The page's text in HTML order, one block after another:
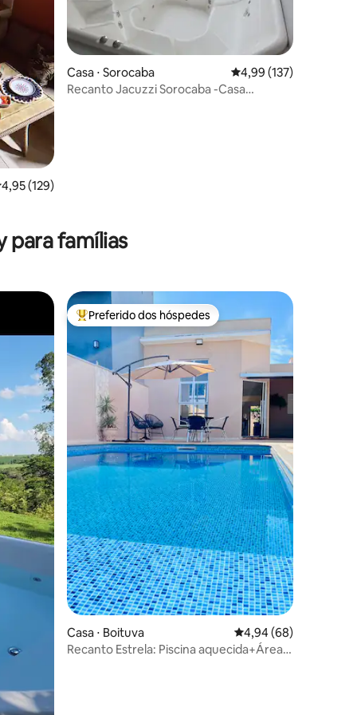
de uma avaliação média de 5, 129 avaliações
4,95 (129)
Casa ⋅ Sorocaba 4,99 de uma avaliação
4,99 (137)
Recanto Jacuzzi Sorocaba -Casa
para famílias
hóspedes Entre os melhores preferidos dos hóspedes
Preferido dos hóspedes
Casa ⋅ Boituva 4,94 de uma
4,94 (68)
Recanto Estrela: Piscina aquecida+Área